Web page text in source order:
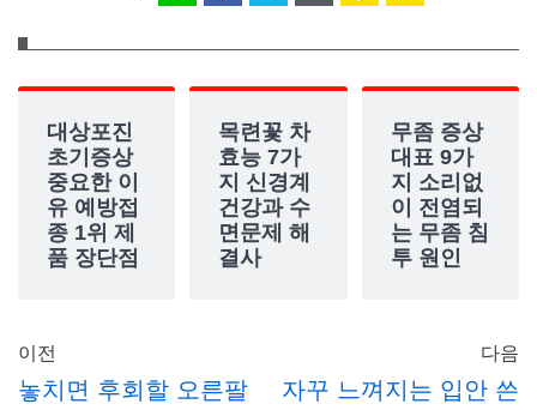
대상포진
초기증상
중요한 이
유 예방접
종 1위 제
품 장단점
목련꽃 차
효능 7가
지 신경계
건강과 수
면문제 해
결사
무좀 증상
대표 9가
지 소리없
이 전염되
는 무좀 침
투 원인
이전
놓치면 후회할 오른팔
다음
자꾸 느껴지는 입안 쓴